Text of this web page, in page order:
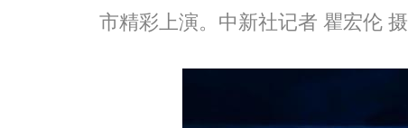
市精彩上演。中新社记者 瞿宏伦 摄